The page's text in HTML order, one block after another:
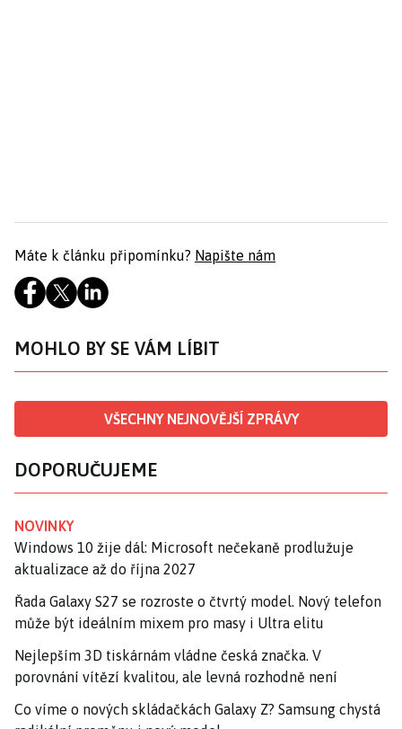
Máte k článku připomínku? Napište nám
MOHLO BY SE VÁM LÍBIT
VŠECHNY NEJNOVĚJŠÍ ZPRÁVY
DOPORUČUJEME
NOVINKY
Windows 10 žije dál: Microsoft nečekaně prodlužuje
aktualizace až do října 2027
Řada Galaxy S27 se rozroste o čtvrtý model. Nový telefon
může být ideálním mixem pro masy i Ultra elitu
Nejlepším 3D tiskárnám vládne česká značka. V
porovnání vítězí kvalitou, ale levná rozhodně není
Co víme o nových skládačkách Galaxy Z? Samsung chystá